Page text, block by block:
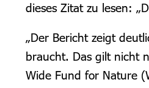
dieses Zitat zu lesen:
„Der Bericht zeigt
braucht. Das gilt nicht
Wide Fund for Nature